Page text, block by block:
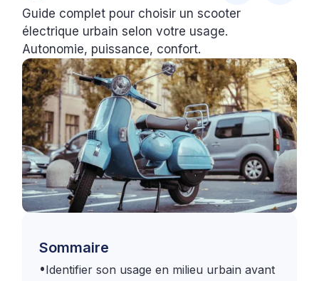
Guide complet pour choisir un scooter
électrique urbain selon votre usage.
Autonomie, puissance, confort.
Sommaire
•Identifier son usage en milieu urbain avant